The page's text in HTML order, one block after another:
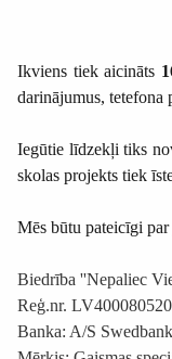
Ikviens tiek aicināts
darinājumus, tetefona
Iegūtie līdzekļi tiks
skolas projekts tiek
Mēs būtu pateicīgi
Biedrība ''Nepaliec
Reģ.nr.
Banka: A/S